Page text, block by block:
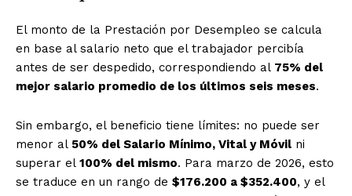
El monto de la Prestación por Desempleo se calcula
en base al salario neto que el trabajador percibía
antes de ser despedido, correspondiendo al 75% del
mejor salario promedio de los últimos seis meses.
Sin embargo, el beneficio tiene límites: no puede ser
menor al 50% del Salario Mínimo, Vital y Móvil ni
superar el 100% del mismo. Para marzo de 2026, esto
se traduce en un rango de $176.200 a $352.400, y el